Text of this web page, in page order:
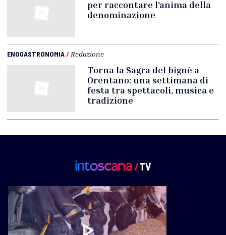
per raccontare l'anima della
denominazione
ENOGASTRONOMIA/ Redazione
Torna la Sagra del bignè a
Orentano: una settimana di
festa tra spettacoli, musica e
tradizione